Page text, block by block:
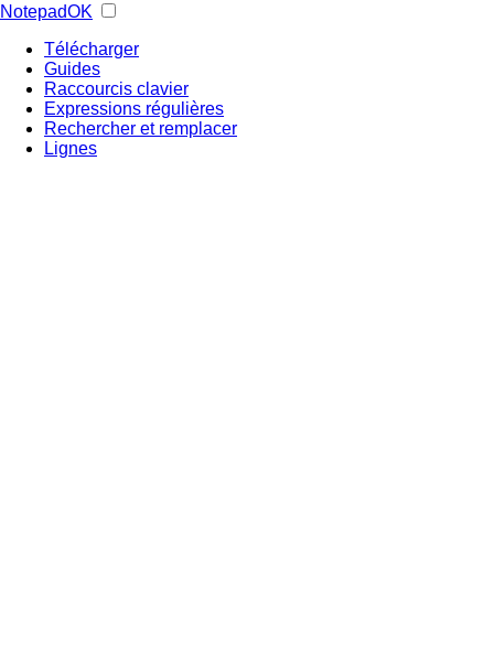
NotepadOK
Télécharger
Guides
Raccourcis clavier
Expressions régulières
Rechercher et remplacer
Lignes